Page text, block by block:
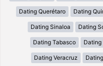
Dating Querétaro Dating
Dating Sinaloa Dating
Dating Tabasco Dating
Dating Veracruz